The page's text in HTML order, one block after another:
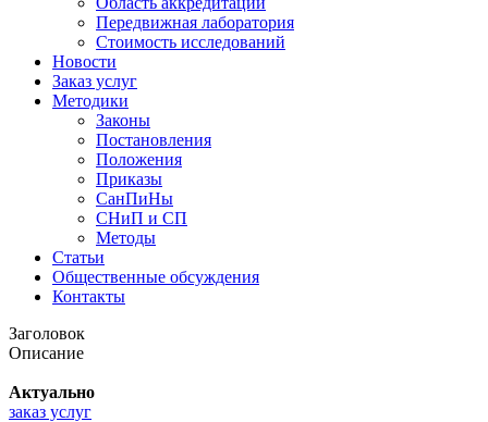
Передвижная лаборатория
Стоимость исследований
Новости
Заказ услуг
Методики
Законы
Постановления
Положения
Приказы
СанПиНы
СНиП и СП
Методы
Статьи
Общественные обсуждения
Контакты
Заголовок
Описание
Актуально
заказ услуг